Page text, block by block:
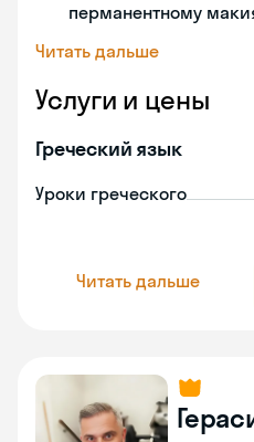
перманентному
Читать дальше
Услуги и цены
Греческий язык
Уроки греческого
Читать дальше